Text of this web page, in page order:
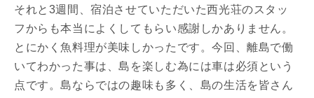
それと3週間、宿泊させていただいた西光荘のスタッ
フからも本当によくしてもらい感謝しかありません。
とにかく魚料理が美味しかったです。今回、離島で働
いてわかった事は、島を楽しむ為には車は必須という
点です。島ならではの趣味も多く、島の生活を皆さん